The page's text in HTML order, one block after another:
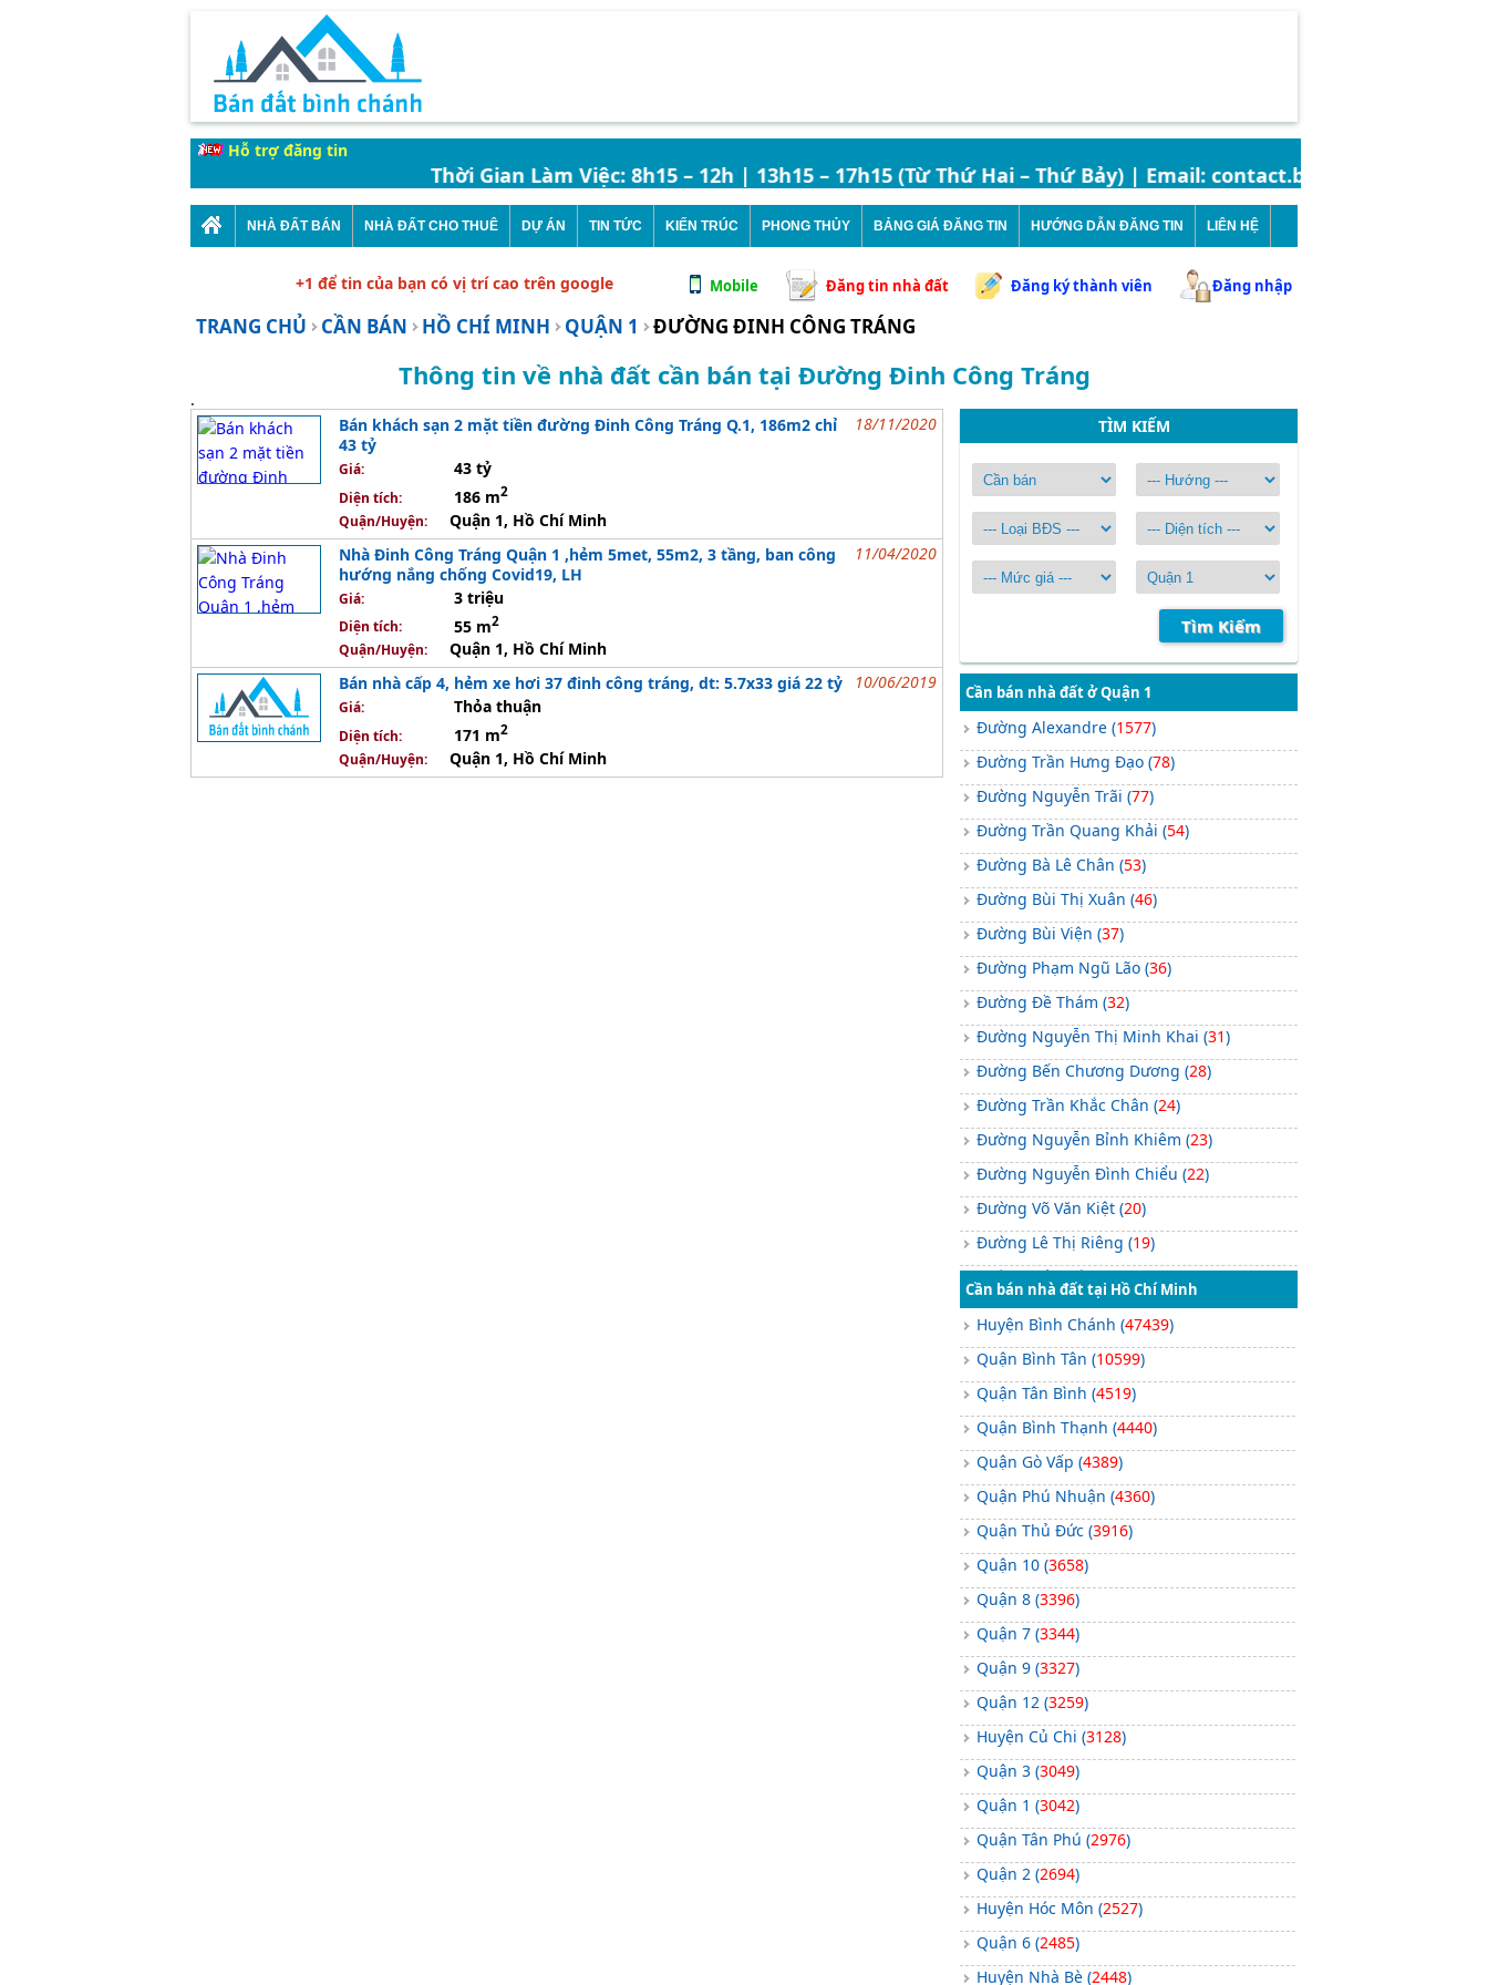
Hỗ trợ đăng tin
Thời Gian Làm Việc: 8h15 – 12h | 13h15 – 17h15 (Từ Thứ Hai – Thứ Bảy) | Email:
NHÀ ĐẤT BÁN NHÀ ĐẤT CHO THUÊ DỰ ÁN TIN TỨC KIẾN TRÚC PHONG THỦY BẢNG GIÁ ĐĂNG TIN HƯỚNG DẪN ĐĂNG TIN LIÊN HỆ
+1 để tin của bạn có vị trí cao trên google Mobile Đăng tin nhà đất Đăng ký thành viên Đăng nhập
TRANG CHỦ CẦN BÁN HỒ CHÍ MINH QUẬN 1 ĐƯỜNG ĐINH CÔNG TRÁNG
Thông tin về nhà đất cần bán tại Đường Đinh Công Tráng
.
TÌM KIẾM
Tìm Kiếm
Cần bán nhà đất ở Quận 1
Đường Alexandre (1577)
Đường Trần Hưng Đạo (78)
Đường Nguyễn Trãi (77)
Đường Trần Quang Khải (54)
Đường Bà Lê Chân (53)
Đường Bùi Thị Xuân (46)
Đường Bùi Viện (37)
Đường Phạm Ngũ Lão (36)
Đường Đề Thám (32)
Đường Nguyễn Thị Minh Khai (31)
Đường Bến Chương Dương (28)
Đường Trần Khắc Chân (24)
Đường Nguyễn Bỉnh Khiêm (23)
Đường Nguyễn Đình Chiểu (22)
Đường Võ Văn Kiệt (20)
Đường Lê Thị Riêng (19)
Đường Trần Đình Xu (18)
Đường Tôn Đức Thắng (18)
Đường Nguyễn Văn Nguyễn (17)
Đường Điện Biên Phủ (17)
Đường Lê Thánh Tôn (17)
Đường Cách Mạng Tháng 8 (16)
Đường Cô Giang (16)
Đường Cống Quỳnh (15)
Đường Đặng Dung (15)
Đường Hai Bà Trưng (14)
Đường Calmette (14)
Đường Lý Tự Trọng (13)
Đường Hoàng Sa (12)
Đường Đặng Thị Nhu (12)
Đường Trần Khánh Dư (12)
Đường Đinh Tiên Hoàng (10)
Đường Cô Bắc (10)
Đường Mai Thị Lựu (10)
Đường Hồ Tùng Mậu (10)
Đường Nguyễn Công Trứ (9)
Đường Nguyễn Cư Trinh (8)
Cần bán nhà đất tại Hồ Chí Minh
Huyện Bình Chánh (47439)
Quận Bình Tân (10599)
Quận Tân Bình (4519)
Quận Bình Thạnh (4440)
Quận Gò Vấp (4389)
Quận Phú Nhuận (4360)
Quận Thủ Đức (3916)
Quận 10 (3658)
Quận 8 (3396)
Quận 7 (3344)
Quận 9 (3327)
Quận 12 (3259)
Huyện Củ Chi (3128)
Quận 3 (3049)
Quận 1 (3042)
Quận Tân Phú (2976)
Quận 2 (2694)
Huyện Hóc Môn (2527)
Quận 6 (2485)
Huyện Nhà Bè (2448)
Bán khách sạn 2 mặt tiền đường Đinh Công Tráng Q.1, 186m2 chỉ
43 tỷ
Giá: 43 tỷ
Diện tích: 186 m2
Quận/Huyện: Quận 1, Hồ Chí Minh
18/11/2020
Nhà Đinh Công Tráng Quận 1 ,hẻm 5met, 55m2, 3 tầng, ban công
hướng nắng chống Covid19, LH
Giá: 3 triệu
Diện tích: 55 m2
Quận/Huyện: Quận 1, Hồ Chí Minh
11/04/2020
Bán nhà cấp 4, hẻm xe hơi 37 đinh công tráng, dt: 5.7x33 giá 22 tỷ
Giá: Thỏa thuận
Diện tích: 171 m2
Quận/Huyện: Quận 1, Hồ Chí Minh
10/06/2019